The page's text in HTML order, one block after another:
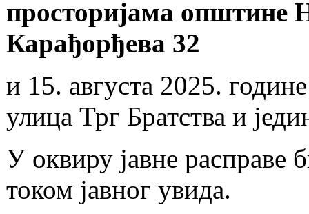
просторијама општине
Карађорђева 32
и 15. августа 2025.
улица Трг Братства и
У оквиру јавне расправе
током јавног увида.